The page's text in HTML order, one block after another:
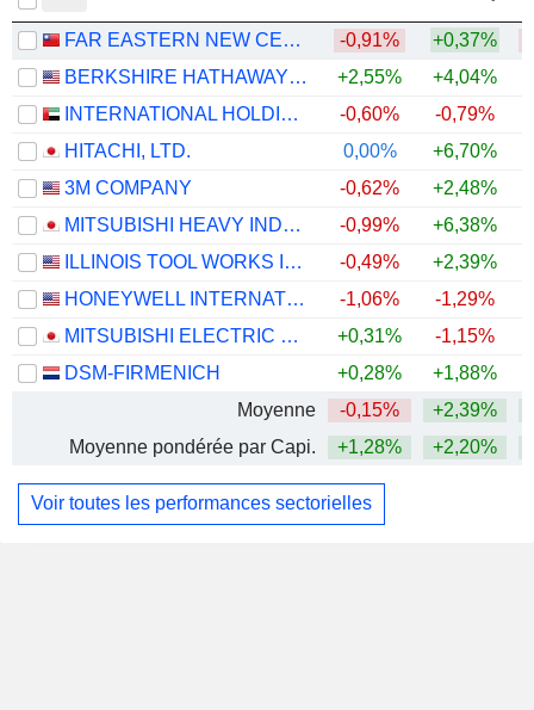
FAR EASTERN NEW CENTURY CORPORATION -0,91% +0,37%
BERKSHIRE HATHAWAY INC.
+2,55% +4,04%
INTERNATIONAL HOLDING COMPANY
-0,60% -0,79%
HITACHI, LTD.
0,00% +6,70%
3M COMPANY
-0,62% +2,48%
MITSUBISHI HEAVY INDUSTRIES, LTD.
-0,99% +6,38%
ILLINOIS TOOL WORKS INC.
-0,49% +2,39%
HONEYWELL INTERNATIONAL INC.
-1,06% -1,29%
MITSUBISHI ELECTRIC CORPORATION
+0,31% -1,15%
DSM-FIRMENICH
+0,28% +1,88%
Moyenne
-0,15% +2,39%
Moyenne pondérée par Capi.
+1,28% +2,20%
Voir toutes les performances sectorielles